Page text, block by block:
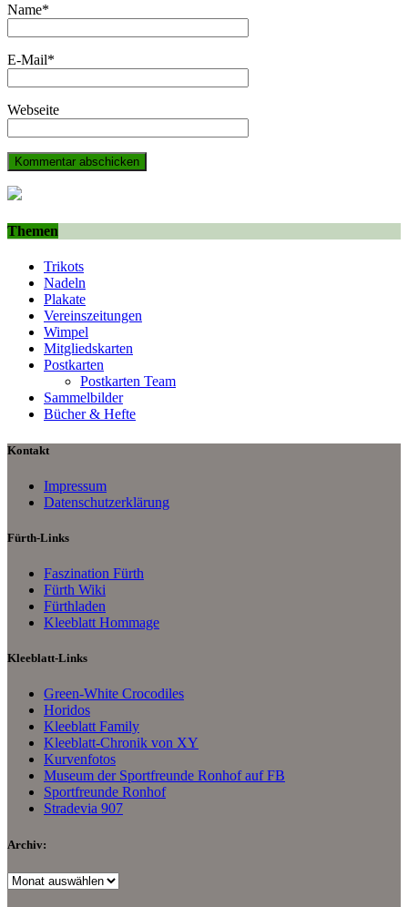
Name*
E-Mail*
Webseite
Themen
Trikots
Nadeln
Plakate
Vereinszeitungen
Wimpel
Mitgliedskarten
Postkarten
Postkarten Team
Sammelbilder
Bücher & Hefte
Kontakt
Impressum
Datenschutzerklärung
Fürth-Links
Faszination Fürth
Fürth Wiki
Fürthladen
Kleeblatt Hommage
Kleeblatt-Links
Green-White Crocodiles
Horidos
Kleeblatt Family
Kleeblatt-Chronik von XY
Kurvenfotos
Museum der Sportfreunde Ronhof auf FB
Sportfreunde Ronhof
Stradevia 907
Archiv:
Archiv: